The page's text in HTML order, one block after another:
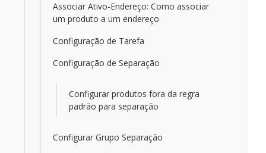
Associar Ativo-Endereço: Como associar
um produto a um endereço
Configuração de Tarefa
Configuração de Separação
Configurar produtos fora da regra
padrão para separação
Configurar Grupo Separação